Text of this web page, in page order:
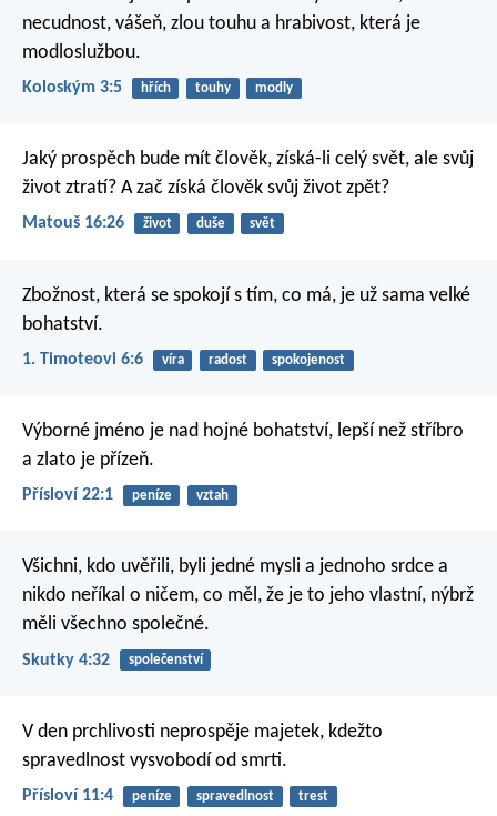
necudnost, vášeň, zlou touhu a hrabivost, která je
modloslužbou.
Koloským 3:5 hřích touhy modly
Jaký prospěch bude mít člověk, získá-li celý svět, ale svůj
život ztratí? A zač získá člověk svůj život zpět?
Matouš 16:26 život duše svět
Zbožnost, která se spokojí s tím, co má, je už sama velké
bohatství.
1. Timoteovi 6:6 víra radost spokojenost
Výborné jméno je nad hojné bohatství, lepší než stříbro
a zlato je přízeň.
Přísloví 22:1 peníze vztah
Všichni, kdo uvěřili, byli jedné mysli a jednoho srdce a
nikdo neříkal o ničem, co měl, že je to jeho vlastní, nýbrž
měli všechno společné.
Skutky 4:32 společenství
V den prchlivosti neprospěje majetek, kdežto
spravedlnost vysvobodí od smrti.
Přísloví 11:4 peníze spravedlnost trest